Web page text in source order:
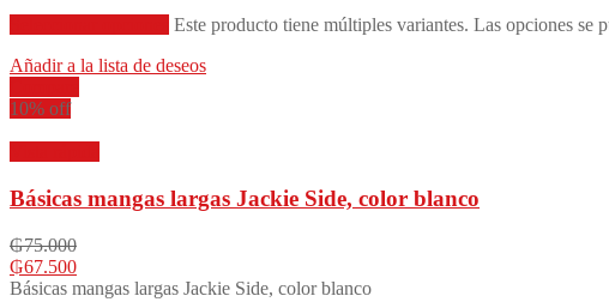
Este producto tiene múltiples variantes. Las opciones se
Añadir a la lista de deseos
10% off
Básicas mangas largas Jackie Side, color blanco
₲75.000
₲67.500
Básicas mangas largas Jackie Side, color blanco